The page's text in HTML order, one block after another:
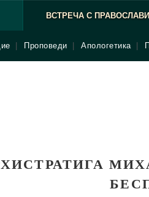
ВСТРЕЧА С
Проповеди Апологетика